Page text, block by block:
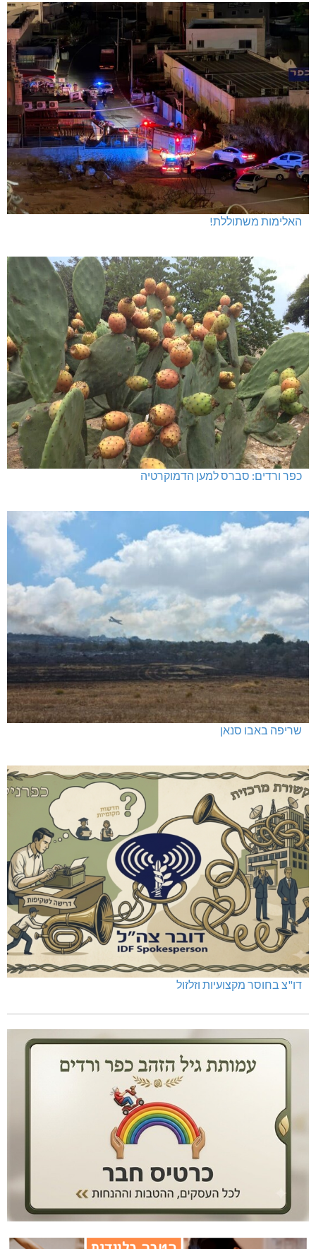
האלימות משתוללת!
כפר ורדים: סברס למען הדמוקרטיה
שריפה באבו סנאן
דו"צ בחוסר מקצועיות וזלזול